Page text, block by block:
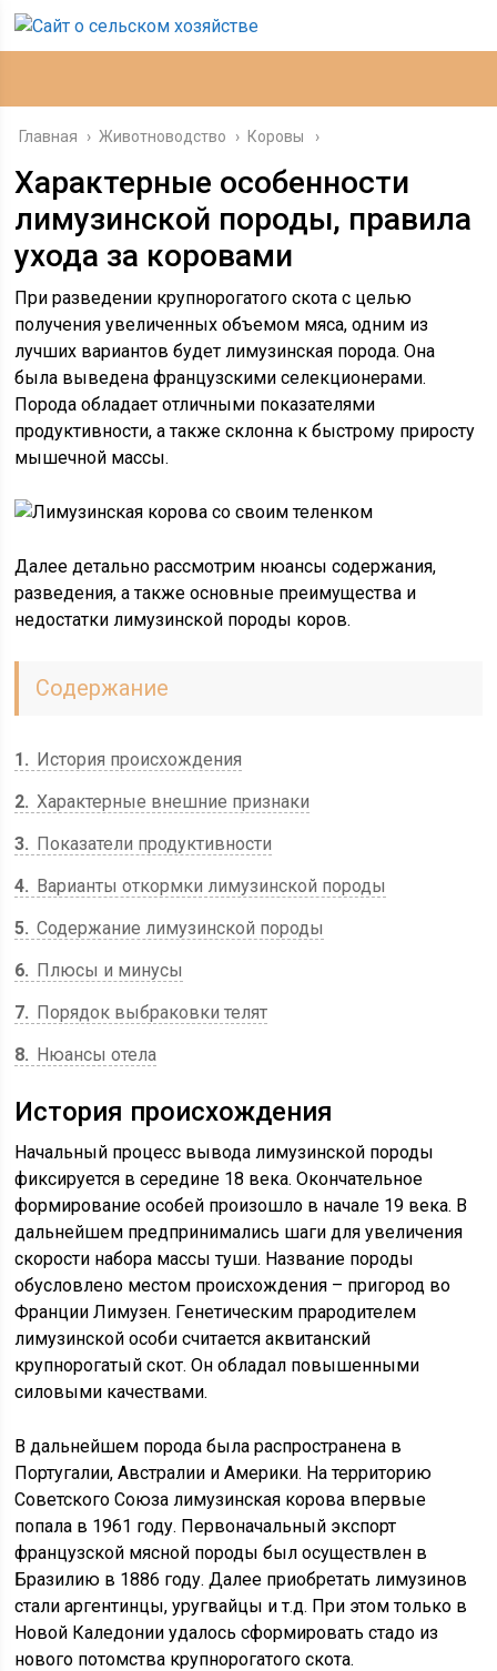
Главная › Животноводство › Коровы
Характерные особенности
лимузинской породы, правила
ухода за коровами
При разведении крупнорогатого скота с целью
получения увеличенных объемом мяса, одним из
лучших вариантов будет лимузинская порода. Она
была выведена французскими селекционерами.
Порода обладает отличными показателями
продуктивности, а также склонна к быстрому приросту
мышечной массы.
Далее детально рассмотрим нюансы содержания,
разведения, а также основные преимущества и
недостатки лимузинской породы коров.
Содержание
1
История происхождения
2 Характерные внешние признаки
3
Показатели продуктивности
4
Варианты откормки лимузинской породы
5 Содержание лимузинской породы
6
Плюсы и минусы
7
Порядок выбраковки телят
8
Нюансы отела
История происхождения
Начальный процесс вывода лимузинской породы
фиксируется в середине 18 века. Окончательное
формирование особей произошло в начале 19 века. В
дальнейшем предпринимались шаги для увеличения
скорости набора массы туши. Название породы
обусловлено местом происхождения – пригород во
Франции Лимузен. Генетическим прародителем
лимузинской особи считается аквитанский
крупнорогатый скот. Он обладал повышенными
силовыми качествами.
В дальнейшем порода была распространена в
Португалии, Австралии и Америки. На территорию
Советского Союза лимузинская корова впервые
попала в 1961 году. Первоначальный экспорт
французской мясной породы был осуществлен в
Бразилию в 1886 году. Далее приобретать лимузинов
стали аргентинцы, уругвайцы и т.д. При этом только в
Новой Каледонии удалось сформировать стадо из
нового потомства крупнорогатого скота.